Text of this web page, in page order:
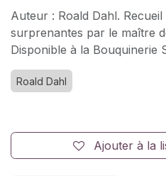
Auteur : Roald Dahl.
surprenantes par le maître
Disponible à la Bouquinerie
Roald Dahl
Ajouter à la